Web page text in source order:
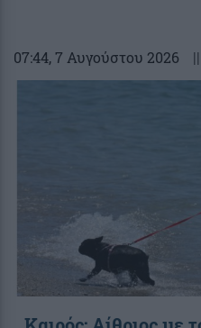
07:44, 7 Αυγούστου 2026 ||